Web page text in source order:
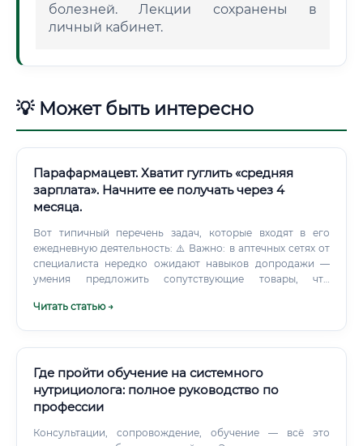
болезней. Лекции сохранены в
личный кабинет.
💡 Может быть интересно
Парафармацевт. Хватит гуглить «средняя
зарплата». Начните ее получать через 4
месяца.
Вот типичный перечень задач, которые входят в его
ежедневную деятельность: ⚠️ Важно: в аптечных сетях от
специалиста нередко ожидают навыков допродажи —
умения предложить сопутствующие товары, что
зарплаты. Какие навыки необходимы для работы
можно обучиться на курсе — даже без базовой
медицинской подготовки.
Читать статью →
Где пройти обучение на системного
нутрициолога: полное руководство по
профессии
Консультации, сопровождение, обучение — всё это